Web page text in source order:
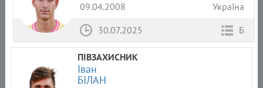
09.04.2008
Україна
30.07.2025
Б
ПІВЗАХИСНИК
Іван
БІЛАН